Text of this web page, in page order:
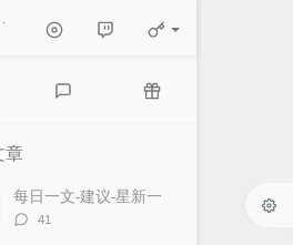
Janssen
Martens
Power
论
章
每日一文-建议-星新一
评
41